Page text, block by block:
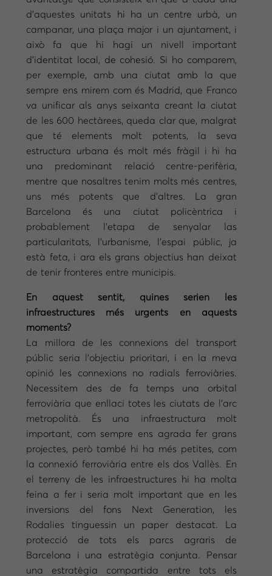
d’aquestes unitats hi ha un centre urbà, un
campanar, una plaça major i un ajuntament, i
això fa que hi hagi un nivell important
d’identitat local, de cohesió. Si ho comparem,
per exemple, amb una ciutat amb la que
sempre ens mirem com és Madrid, que Franco
va unificar als anys seixanta creant la ciutat
de les 600 hectàrees, queda clar que, malgrat
que té elements molt potents, la seva
estructura urbana és molt més fràgil i hi ha
una predominant relació centre-perifèria,
mentre que nosaltres tenim molts més centres,
uns més potents que d’altres. La gran
Barcelona és una ciutat policèntrica i
probablement l’etapa de senyalar las
particularitats, l’urbanisme, l’espai públic, ja
està feta, i ara els grans objectius han deixat
de tenir fronteres entre municipis.
En aquest sentit, quines serien les
infraestructures més urgents en aquests
moments?
La millora de les connexions del transport
públic seria l’objectiu prioritari, i en la meva
opinió les connexions no radials ferroviàries.
Necessitem des de fa temps una orbital
ferroviària que enllaci totes les ciutats de l’arc
metropolità. És una infraestructura molt
important, com sempre ens agrada fer grans
projectes, però també hi ha més petites, com
la connexió ferroviària entre els dos Vallès. En
el terreny de les infraestructures hi ha molta
feina a fer i seria molt important que en les
inversions del fons Next Generation, les
Rodalies tinguessin un paper destacat. La
protecció de tots els parcs agraris de
Barcelona i una estratègia conjunta. Pensar
una estratègia compartida entre tots els